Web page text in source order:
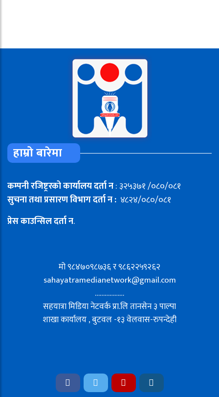
हाम्रो बारेमा
कम्पनी रजिष्ट्ररको कार्यालय दर्ता न: ३२५३७१ /०८०/०८१
सुचना तथा प्रसारण विभाग दर्ता न : ४८२४/०८०/०८१
प्रेस काउन्सिल दर्ता न.
मो ९८४७०९८७३६ र ९८६२२५९२६२
sahayatramedianetwork@gmail.com
………………
सहयात्रा मिडिया नेटवर्क प्रा.लि तानसेन ३ पाल्पा
शाखा कार्यालय , बुटवल -१३ वेलवास-रुपन्देही